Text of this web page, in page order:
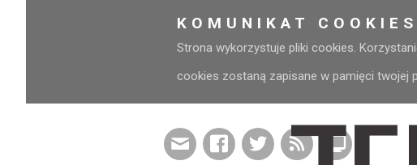
KOMUNIKAT COOKIES
Strona wykorzystuje pliki cookies.
cookies zostaną zapisane w pamięci twojej